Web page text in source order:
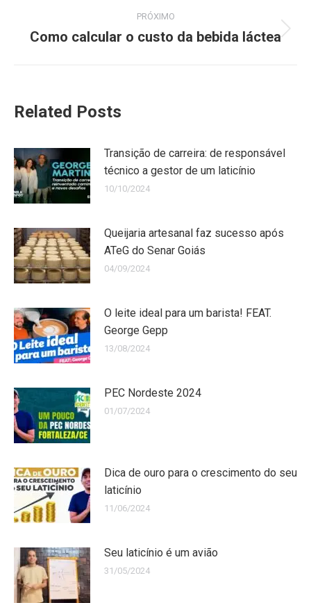
PRÓXIMO
Como calcular o custo da bebida láctea
Related Posts
Transição de carreira: de responsável
técnico a gestor de um laticínio
10/10/2024
Queijaria artesanal faz sucesso após
ATeG do Senar Goiás
04/09/2024
O leite ideal para um barista! FEAT.
George Gepp
13/08/2024
PEC Nordeste 2024
01/07/2024
Dica de ouro para o crescimento do seu
laticínio
11/06/2024
Seu laticínio é um avião
31/05/2024